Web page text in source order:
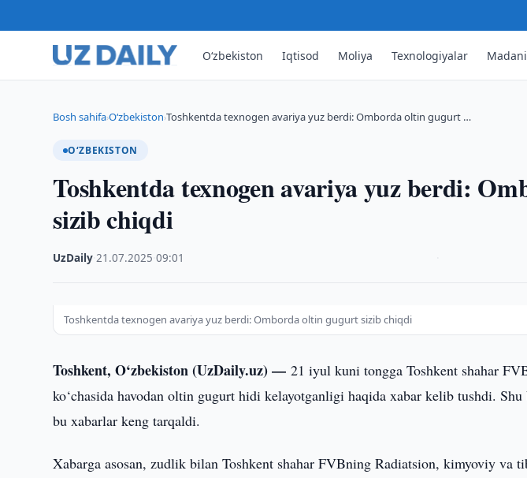
O‘zbekiston Iqtisod Moliya Texnologiyalar
Bosh sahifa›O‘zbekiston›Toshkentda texnogen avariya yuz berdi: Omborda oltin gugurt …
O‘ZBEKISTON
Toshkentda texnogen avariya yuz berdi:
sizib chiqdi
UzDaily ·21.07.2025 ·09:01
Toshkentda texnogen avariya yuz berdi: Omborda oltin gugurt sizib chiqdi
Toshkent, O‘zbekiston (UzDaily.uz) —21 iyul kuni tongga Toshkent shahar
ko‘chasida havodan oltin gugurt hidi kelayotganligi haqida xabar kelib tushdi.
bu xabarlar keng tarqaldi.
Xabarga asosan, zudlik bilan Toshkent shahar FVBning Radiatsion, kimyoviy va